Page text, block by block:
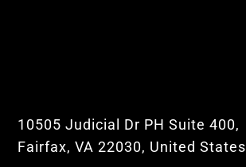
10505 Judicial Dr PH Suite 400,
Fairfax, VA 22030, United States